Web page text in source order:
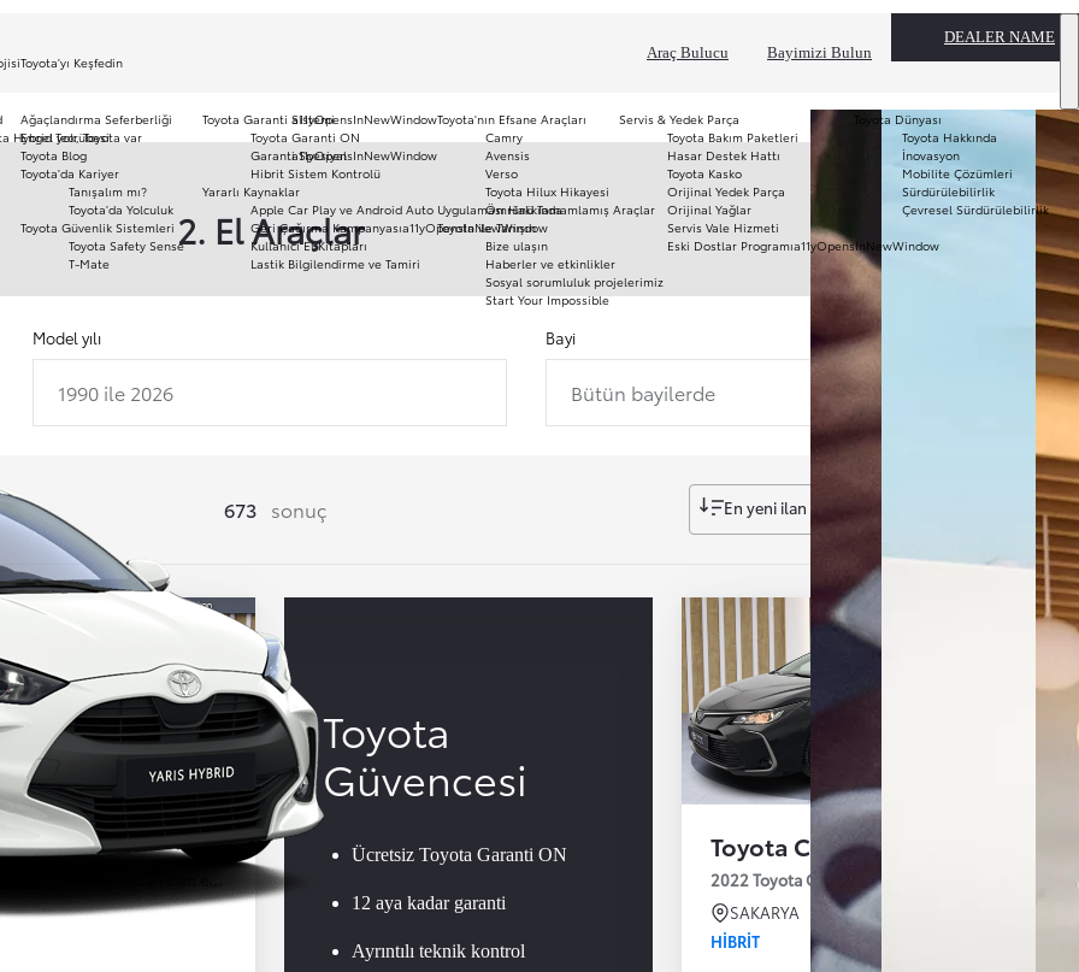
Araç Bulucu Bayimizi Bulun
DEALER NAME
Toyota Garanti Sistemi
Toyota Garanti ON
Garanti Spesiyal
Hibrit Sistem Kontrolü
Yararlı Kaynaklar
Apple Car Play ve Android Auto Uygulaması Hakkında
Geri Çağırma Kampanyasıa11yOpensInNewWindow
Kullanıcı El Kitapları
Lastik Bilgilendirme ve Tamiri
Servis & Yedek Parça
Toyota Bakım Paketleri
Hasar Destek Hattı
Toyota Kasko
Orijinal Yedek Parça
Orijinal Yağlar
Servis Vale Hizmeti
Eski Dostlar Programıa11yOpensInNewWindow
Hybrid Tecrübesi
Toyota'yı Keşfedin
Ağaçlandırma Seferberliği
a11yOpensInNewWindow
Engel yok, Toyota var
Toyota Blog
a11yOpensInNewWindow
Toyota'da Kariyer
Tanışalım mı?
Toyota'da Yolculuk
Toyota Güvenlik Sistemleri
Toyota Safety Sense
T-Mate
Toyota'nın Efsane Araçları
Camry
Avensis
Verso
Toyota Hilux Hikayesi
Ömrünü Tamamlamış Araçlar
Toyota ile Tanışın
Bize ulaşın
Haberler ve etkinlikler
Sosyal sorumluluk projelerimiz
Start Your Impossible
Toyota Dünyası
Toyota Hakkında
İnovasyon
Mobilite Çözümleri
Sürdürülebilirlik
Çevresel Sürdürülebilirlik
2. El Araçlar
Model yılı
1990 ile 2026
Bayi
Bütün bayilerde
673 sonuç En yeni ilan
Corolla 1.8 Hybrid Dream e-CVT 140HP
Toyota
Güvencesi
Ücretsiz Toyota Garanti ON
12 aya kadar garanti
Ayrıntılı teknik kontrol
Toyota Corolla
2022 Toyota Corolla 1.8 Hybrid Flame E-CVT
SAKARYA
HIBRIT